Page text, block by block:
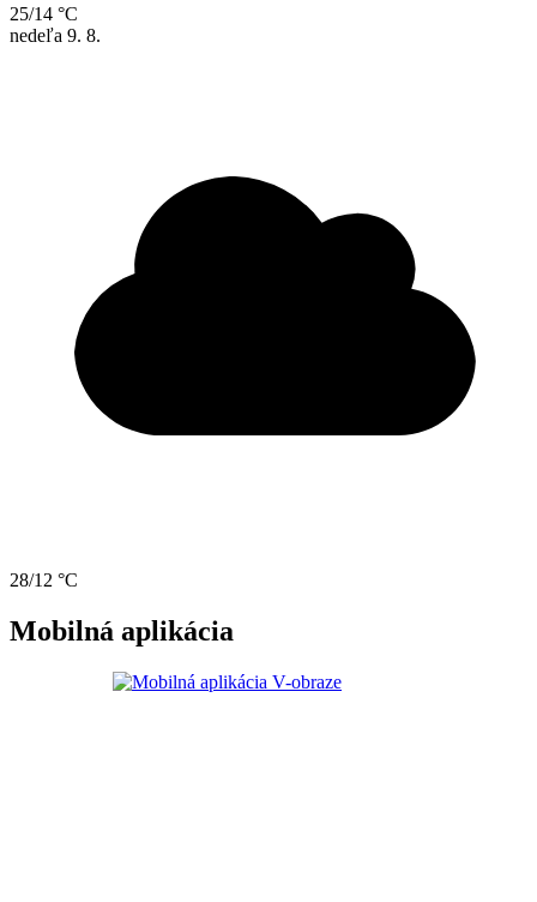
25/14 °C
nedeľa 9. 8.
28/12 °C
Mobilná aplikácia